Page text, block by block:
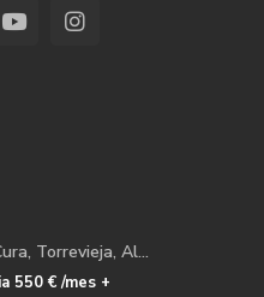
Torrevieja, Al...
550 €/mes +